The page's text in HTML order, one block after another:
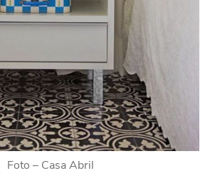
Foto – Casa Abril